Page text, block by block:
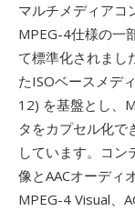
マルチメディアコ
MPEG-4仕様の一
て標準化されまし
たISOベースメデ
12) を基盤とし、
タをカプセル化で
しています。コ
像とAACオーディ
MPEG-4 Visual、